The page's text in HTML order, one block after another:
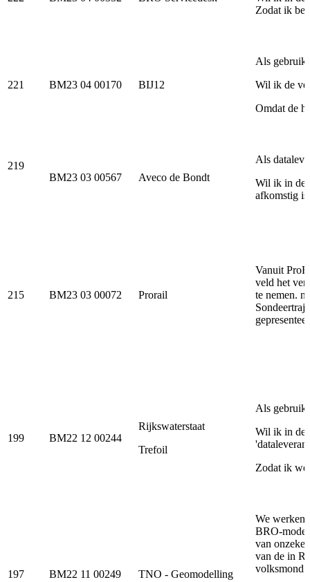
Zodat ik
221 BM23 04 00170 BIJ12
Als
Wil ik de
Omdat de
219
BM23 03 00567
Aveco de Bondt
Als
Wil ik in de
afkomstig is
215 BM23 03 00072 Prorail
Vanuit
veld het
te nemen.
199 BM22 12 00244
Rijkswaterstaat
Trefoil
Als
Wil ik in de
Zodat ik
197 BM22 11 00249 TNO - Geomodelling
We werken
BRO-
van
van de in
volksmond